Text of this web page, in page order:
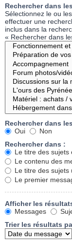
Rechercher dans
Sélectionnez le ou
effectuer une
inclus dans la
« Rechercher dans
Rechercher dans
Oui
Non
Rechercher dans :
Le titre des sujets
Le contenu des
Le titre des sujets
Le premier
Afficher les
Messages
Trier les résultats